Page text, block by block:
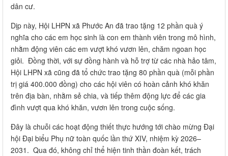
dân cư.
Dịp này, Hội LHPN xã Phước An đã trao tặng 12 phần quà ý
nghĩa cho các em học sinh là con em thành viên trong mô hình,
nhằm động viên các em vượt khó vươn lên, chăm ngoan học
giỏi. Đồng thời, với sự đồng hành và hỗ trợ từ các nhà hảo tâm,
Hội LHPN xã cũng đã tổ chức trao tặng 80 phần quà (mỗi phần
trị giá 400.000 đồng) cho các hội viên có hoàn cảnh khó khăn
trên địa bàn, nhằm sẻ chia, và tiếp thêm động lực để các gia
đình vượt qua khó khăn, vươn lên trong cuộc sống.
Đây là chuỗi các hoạt động thiết thực hướng tới chào mừng Đại
hội Đại biểu Phụ nữ toàn quốc lần thứ XIV, nhiệm kỳ 2026–
2031. Qua đó, không chỉ thể hiện tinh thần đoàn kết, trách